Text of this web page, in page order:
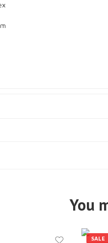
You
SALE